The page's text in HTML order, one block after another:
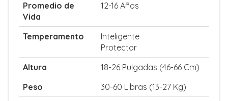
Promedio de
Vida
12-16 Años
Temperamento
Inteligente
Protector
Altura
18-26 Pulgadas (46-66 Cm)
Peso
30-60 Libras (13-27 Kg)